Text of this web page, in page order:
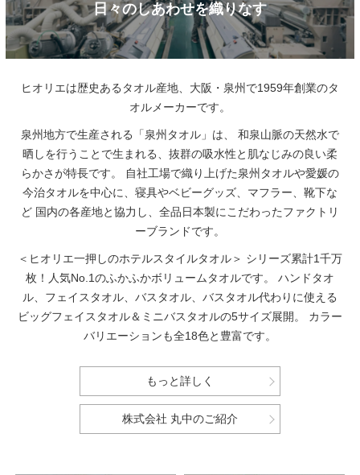
日々のしあわせを織りなす
ヒオリエは歴史あるタオル産地、大阪・泉州で1959年創業のタ
オルメーカーです。
泉州地方で生産される「泉州タオル」は、
和泉山脈の天然水で
晒しを行うことで生まれる、抜群の吸水性と肌なじみの良い柔
らかさが特長です。
自社工場で織り上げた泉州タオルや愛媛の
今治タオルを中心に、寝具やベビーグッズ、マフラー、靴下な
ど 国内の各産地と協力し、全品日本製にこだわったファクトリ
ーブランドです。
＜ヒオリエ一押しのホテルスタイルタオル＞ シリーズ累計1千万
枚！人気No.1のふかふかボリュームタオルです。
ハンドタオ
ル、フェイスタオル、バスタオル、バスタオル代わりに使える
ビッグフェイスタオル＆ミニバスタオルの5サイズ展開。
カラー
バリエーションも全18色と豊富です。
もっと詳しく
株式会社 丸中のご紹介